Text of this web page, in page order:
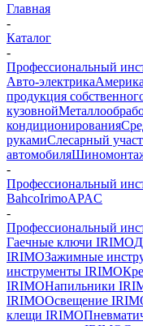
Главная
-
Каталог
-
Профессиональный
Авто-электрика
продукция
кузовной
кондиционирования
рукамиСлесарный
автомобиля
-
Профессиональный
BahcoIrimoAPAC
-
Профессиональный
Гаечные ключи IRIMO
IRIMOЗажимные
инструменты IRIMO
IRIMOНапильники
IRIMOОсвещение
клещи IRIMO